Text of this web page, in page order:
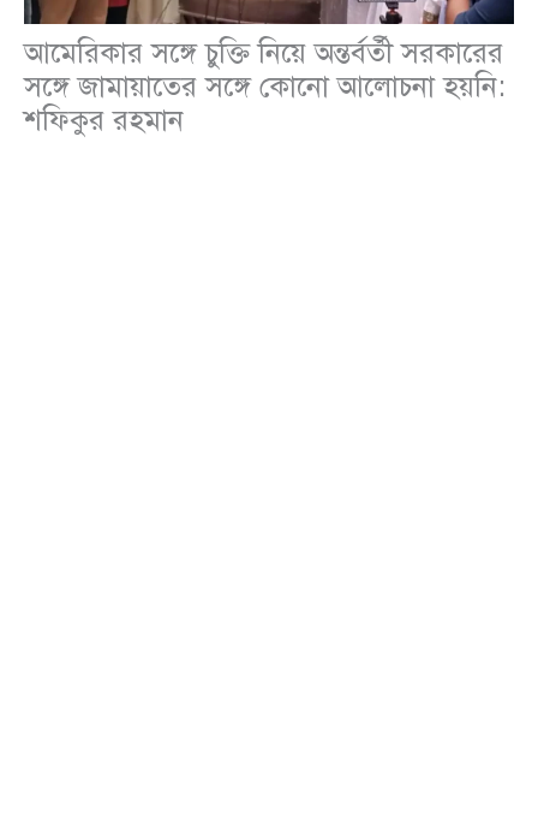
আমেরিকার সঙ্গে চুক্তি নিয়ে অন্তর্বর্তী সরকারের
সঙ্গে জামায়াতের সঙ্গে কোনো আলোচনা হয়নি:
শফিকুর রহমান